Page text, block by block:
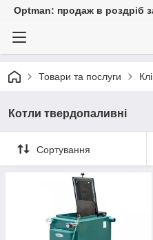
Optman: продаж в роздріб
Товари та послуги
Котли твердопаливні
Сортування